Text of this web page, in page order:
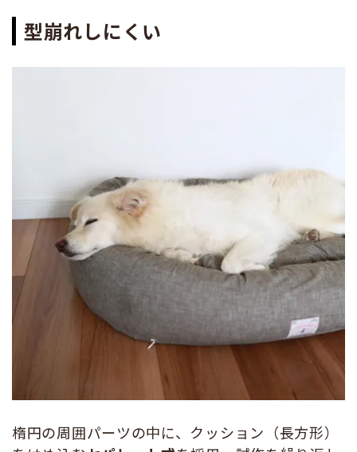
型崩れしにくい
楕円の周囲パーツの中に、クッション（長方形）